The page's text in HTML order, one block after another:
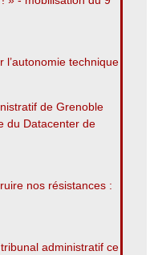
l’autonomie technique
de Grenoble
du Datacenter de
nos résistances :
administratif ce